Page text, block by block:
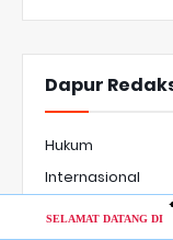
Dapur
Hukum
Internasional
SELAMAT DATANG DI